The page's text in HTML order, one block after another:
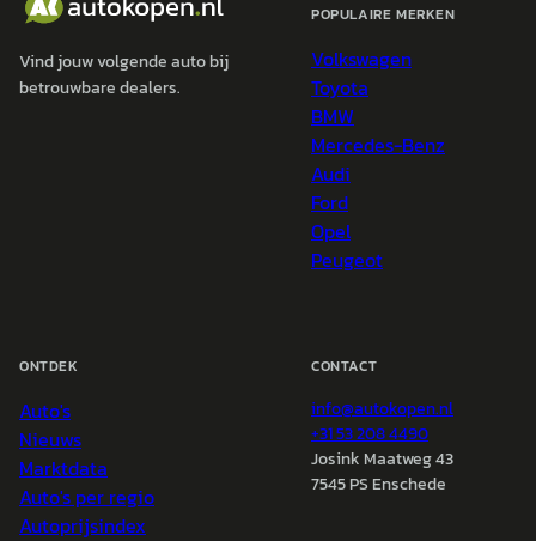
Vind jouw volgende auto bij
betrouwbare dealers.
POPULAIRE MERKEN
Volkswagen
Toyota
BMW
Mercedes-Benz
Audi
Ford
Opel
Peugeot
ONTDEK
Auto's
Nieuws
Marktdata
Auto's per regio
Autoprijsindex
CONTACT
info@autokopen.nl
+31 53 208 4490
Josink Maatweg 43
7545 PS Enschede